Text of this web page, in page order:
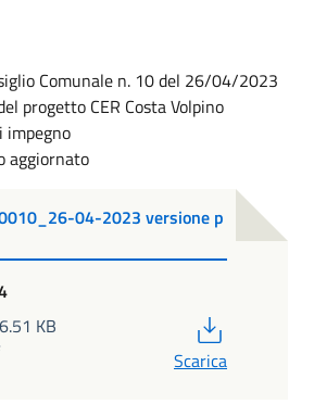
Comunale n. 10 del 26/04/2023
progetto CER Costa Volpino
impegno
aggiornato
04-2023 versione p
KB
Scarica